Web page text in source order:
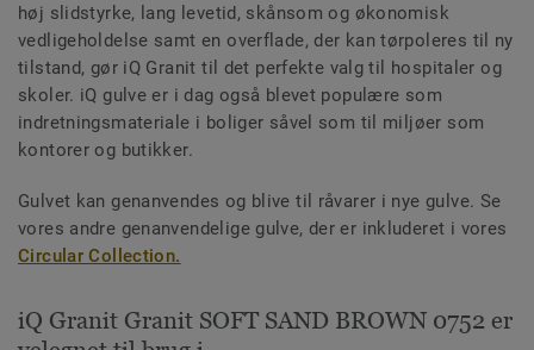
høj slidstyrke, lang levetid, skånsom og økonomisk
vedligeholdelse samt en overflade, der kan tørpoleres til ny
tilstand, gør iQ Granit til det perfekte valg til hospitaler og
skoler. iQ gulve er i dag også blevet populære som
indretningsmateriale i boliger såvel som til miljøer som
kontorer og butikker.
Gulvet kan genanvendes og blive til råvarer i nye gulve. Se
vores andre genanvendelige gulve, der er inkluderet i vores
Circular Collection.
iQ Granit Granit SOFT SAND BROWN 0752 er